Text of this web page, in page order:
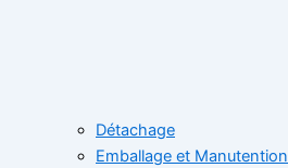
Détachage
Emballage et Manutention